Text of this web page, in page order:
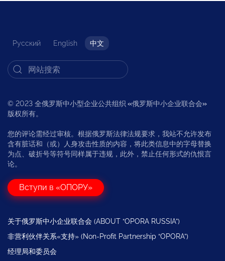
Русский English 中文
© 2023 全俄罗斯中小型企业公共组织 «俄罗斯中小企业联合会»
版权所有。
您的评论需经过审核。根据俄罗斯法律法规要求，我站不允许发布
含有脏话和（或）人身攻击性质的内容，将此类信息中的字母替换
为点、破折号等符号同样属于违规，此外，禁止任何形式的仇恨言
论。
Вступи в «ОПОРУ»
关于俄罗斯中小企业联合会 (ABOUT “OPORA RUSSIA”)
非营利伙伴关系«支持» (Non-Profit Partnership “OPORA”)
经理局和委员会